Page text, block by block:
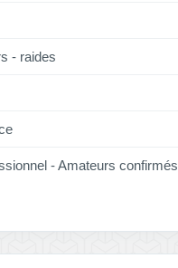
- raides
- Amateurs confirmés